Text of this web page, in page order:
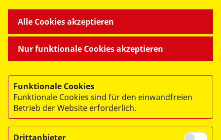
© 2026 ASB Landesverband Hessen e.V.
Impressum
Mitarbeiterportal
Webex
Nur funktionale Cookies akzeptieren
Alle Cookies akzeptieren
Funktionale Cookies
Funktionale Cookies sind für den einwandfreien
Betrieb der Website erforderlich.
Drittanbieter